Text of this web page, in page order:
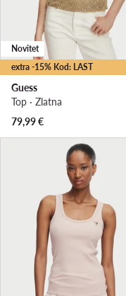
extra -15% Kod: LAST
Novitet
Guess
Top · Zlatna
79,99€